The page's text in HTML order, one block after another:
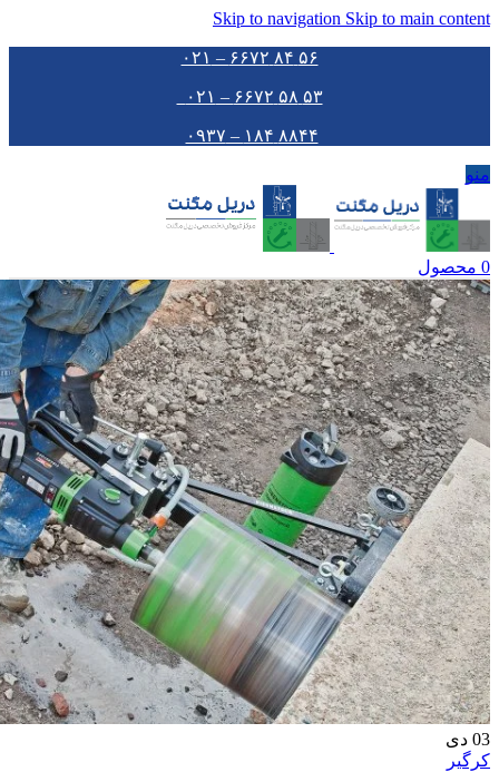
Skip to navigation Skip to main content
۵۶ ۸۴ ۶۶۷۲ – ۰۲۱
۵۳ ۵۸ ۶۶۷۲ – ۰۲۱
۸۸۴۴ ۱۸۴ – ۰۹۳۷
منو
0 محصول
03 دی
کرگیر